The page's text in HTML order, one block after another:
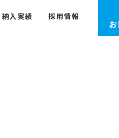
納入実績 採用情報